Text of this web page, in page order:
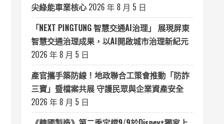
尖綠能車業核心 2026 年 8 月 5 日
「NEXT PINGTUNG 智慧交通AI治理」 展現屏東
智慧交通治理成果，以AI開啟城市治理新紀元
2026 年 8 月 5 日
產官攜手築防線！地政聯合工策會推動「防詐
三寶」暨檔案共展 守護民眾與企業資產安全
2026 年 8 月 5 日